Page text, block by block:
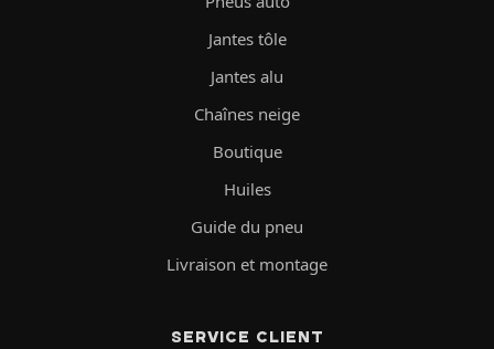
Jantes tôle
Jantes alu
Chaînes neige
Boutique
Huiles
Guide du pneu
Livraison et montage
SERVICE CLIENT